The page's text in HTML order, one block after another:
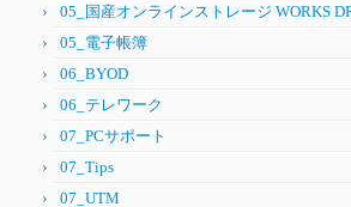
05_国産オンラインストレージ WORKS
05_電子帳簿
06_BYOD
06_テレワーク
07_PCサポート
07_Tips
07_UTM